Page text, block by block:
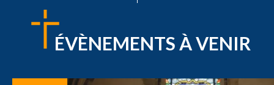
ÉVÈNEMENTS À VENIR